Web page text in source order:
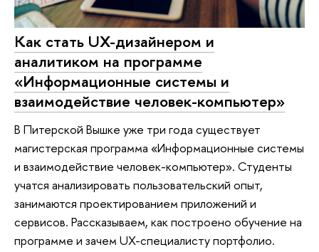
Как стать UX-дизайнером и
аналитиком на программе
«Информационные системы и
взаимодействие человек-компьютер»
В Питерской Вышке уже три года существует
магистерская программа «Информационные системы
и взаимодействие человек-компьютер». Студенты
учатся анализировать пользовательский опыт,
занимаются проектированием приложений и
сервисов. Рассказываем, как построено обучение на
программе и зачем UX-специалисту портфолио.